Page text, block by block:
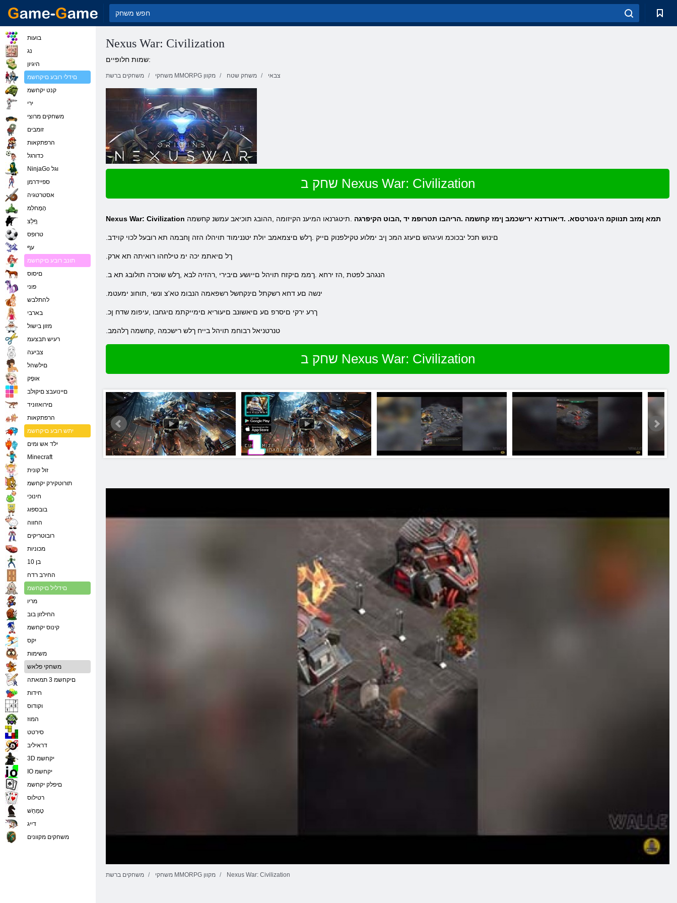
Nexus War: Civilization
שמות חלופיים:
משחקים ברשת משחקי MMORPG מקוון משחק שטח צבאי
שחק ב Nexus War: Civilization
Nexus War: Civilization תמא ןמזב תנווקמ היגטרטסא. .דיאורדנא ירישכמב ןימז קחשמה .הריהבו תטרופמ יד ,הבוט הקיפרגה .תיטגרנאו המיענ הקיזומה ,ההובג תוכיאב עמשנ קחשמה
.םינוש תכל יבכוכמ ועיגהש םיעזג המכ ןיב ימלוע טקילפנוק םייק .ךלש םיצמאמב יולת יטננימוד תויהלו הזה ןחבמה תא רובעל לכוי קוידב
.ךל םיאתמ יכה ימ טילחהו רואיתה תא ארק
.הנגהב לפטת ,הז ירחא .ךממ םיקזח תויהל םייושע םיבירי ,רהזיה לבא ,ךלש שוכרה תולובג תא ב
.ינשה םע דחא רשקתל םינקחשל רשפאמה הנבומ טא'צ ונשי ,תוחונ ימעטמ
.ךרע ירקי םיסרפ םע םיאשונב םיעוריא םימייקתמ םיגחבו ,עיפומ שדח ןכ
.טנרטניאל רבוחמ תויהל בייח ךלש רישכמה ,קחשמה ךלהמב
שחק ב Nexus War: Civilization
משחקים ברשת משחקי MMORPG מקוון Nexus War: Civilization
בועות
נג
היגיון
םידלי רובע םיקחשמ
קנט יקחשמ
ירי
משחקים מרוצי
זומבים
הרפתקאות
כדורגל
NinjaGo וגל
ספיידרמן
אסטרטגיה
הָמָחלִמ
ףָלַצ
טרופס
עף
תונב רובע םיקחשמ
םיסוס
פוני
להתלבש
בארבי
מזון בישול
רעיש תבצעמ
צביעה
םילשהל
אּופָק
םיינועבצ םיקולב
םירואזוניד
הרפתקאות
יתש רובע םיקחשמ
ילד אש ומים
Minecraft
זול קונית
תורוטקירק יקחשמ
חינוכי
בובספוג
החווה
רובוטריקים
מכוניות
בן 10
החירב רדח
םידליל םיקחשמ
מריו
החילזון בוב
קינוס יקחשמ
יִקס
משימות
משחקי פלאש
םיקחשמ 3 תמאתה
חידות
וקודוס
המוז
סירטט
דראיליב
3D יקחשמ
IO יקחשמ
םיפלק יקחשמ
רטילוס
טָמְחַׁש
דייג
משחקים מקוונים